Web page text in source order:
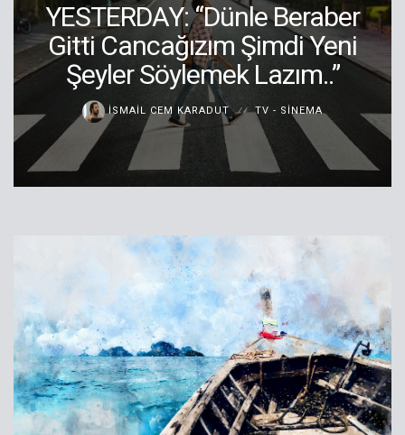
YESTERDAY: “Dünle Beraber
Gitti Cancağızım Şimdi Yeni
Şeyler Söylemek Lazım..”
İSMAIL CEM KARADUT TV - SINEMA